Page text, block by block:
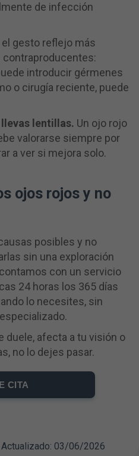
de infección
el gesto reflejo más
contraproducentes:
introducir gérmenes
o cirugía reciente, puede
lentillas. Un ojo rojo
valorarse siempre por
a ver si mejora solo.
ojos rojos y no
posibles y no
sin una exploración
con un servicio
24 horas los 365 días
lo necesites, sin
duele, afecta a tu visión o
no lo dejes pasar.
CITA
03/06/2026